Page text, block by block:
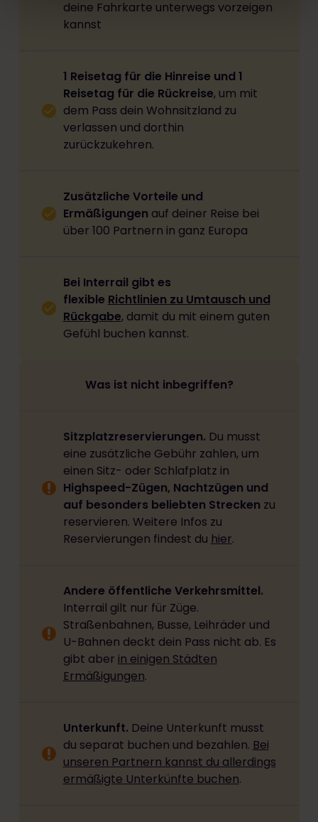
deine Fahrkarte unterwegs vorzeigen
kannst
1 Reisetag für die Hinreise und 1
Reisetag für die Rückreise, um mit
dem Pass dein Wohnsitzland zu
verlassen und dorthin
zurückzukehren.
Zusätzliche Vorteile und
Ermäßigungen auf deiner Reise bei
über 100 Partnern in ganz Europa
Bei Interrail gibt es
flexible Richtlinien zu Umtausch und
Rückgabe, damit du mit einem guten
Gefühl buchen kannst.
Was ist nicht inbegriffen?
Sitzplatzreservierungen. Du musst
eine zusätzliche Gebühr zahlen, um
einen Sitz- oder Schlafplatz in
Highspeed-Zügen, Nachtzügen und
auf besonders beliebten Strecken zu
reservieren. Weitere Infos zu
Reservierungen findest du hier.
Andere öffentliche Verkehrsmittel.
Interrail gilt nur für Züge.
Straßenbahnen, Busse, Leihräder und
U-Bahnen deckt dein Pass nicht ab. Es
gibt aber in einigen Städten
Ermäßigungen.
Unterkunft. Deine Unterkunft musst
du separat buchen und bezahlen. Bei
unseren Partnern kannst du allerdings
ermäßigte Unterkünfte buchen.